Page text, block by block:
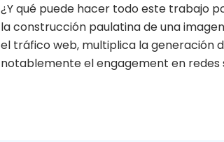
¿Y qué puede hacer todo este trabajo
la construcción paulatina de una
el tráfico web, multiplica la generación
notablemente el engagement en